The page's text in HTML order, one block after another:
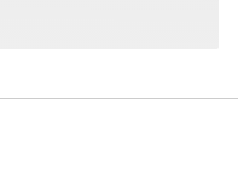
BUMD dan